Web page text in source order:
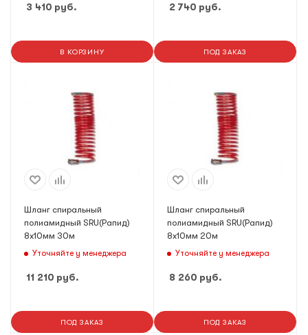
3 410 руб.
В КОРЗИНУ
2 740 руб.
ПОД ЗАКАЗ
Шланг спиральный
полиамидный SRU(Рапид)
8х10мм 30м
Уточняйте у менеджера
11 210 руб.
ПОД ЗАКАЗ
Шланг спиральный
полиамидный SRU(Рапид)
8х10мм 20м
Уточняйте у менеджера
8 260 руб.
ПОД ЗАКАЗ